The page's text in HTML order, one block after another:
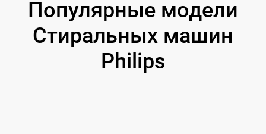
Популярные модели
Стиральных машин
Philips